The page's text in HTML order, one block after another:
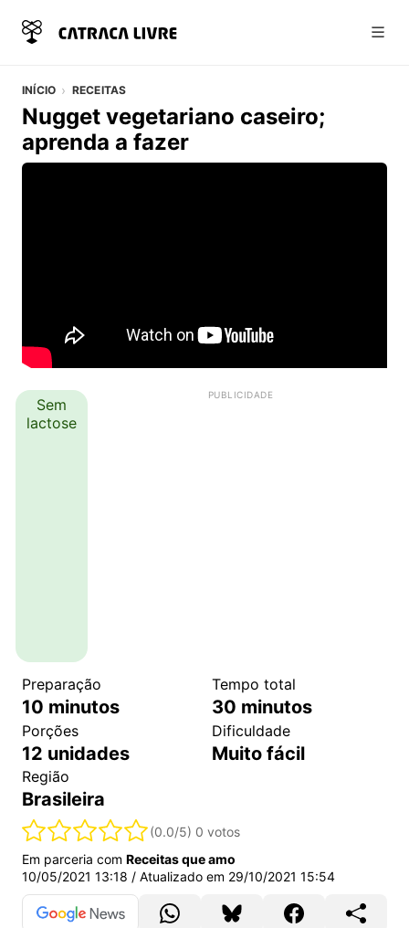
INÍCIO RECEITAS
Nugget vegetariano caseiro;
aprenda a fazer
Vídeo do artigo
Detalhes da Receita
Sem
lactose
Preparação
10 minutos
Tempo total
30 minutos
Porções
12 unidades
Dificuldade
Muito fácil
Região
Brasileira
(0.0/5) 0 votos
Em parceria com Receitas que amo
10/05/2021 13:18 / Atualizado em 29/10/2021 15:54